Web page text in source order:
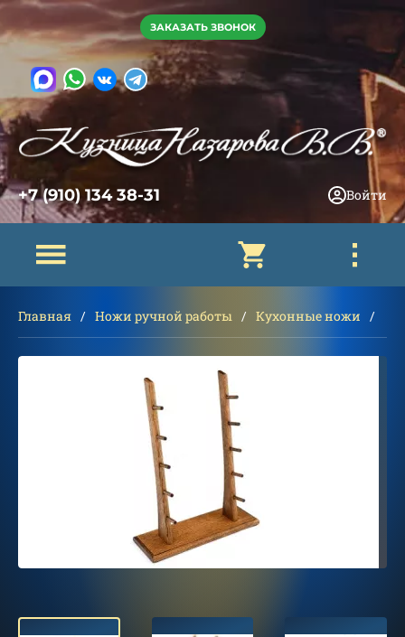
ЗАКАЗАТЬ ЗВОНОК
+7 (910) 134 38-31 Войти
Главная Ножи ручной работы Кухонные ножи